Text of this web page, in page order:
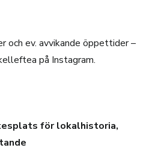
och ev. avvikande öppettider –
på Instagram.
för lokalhistoria,